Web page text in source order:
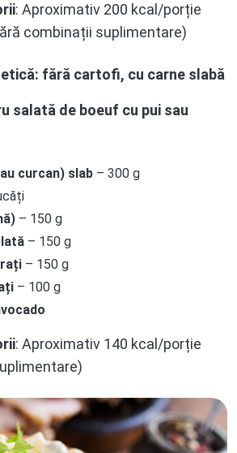
: Aproximativ 200 kcal/porție
combinații suplimentare)
fără cartofi, cu carne slabă
salată de boeuf cu pui sau
curcan) slab – 300 g
– 150 g
– 150 g
– 150 g
– 100 g
: Aproximativ 140 kcal/porție